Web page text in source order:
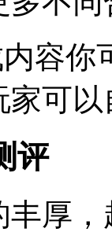
容
可
评
厚